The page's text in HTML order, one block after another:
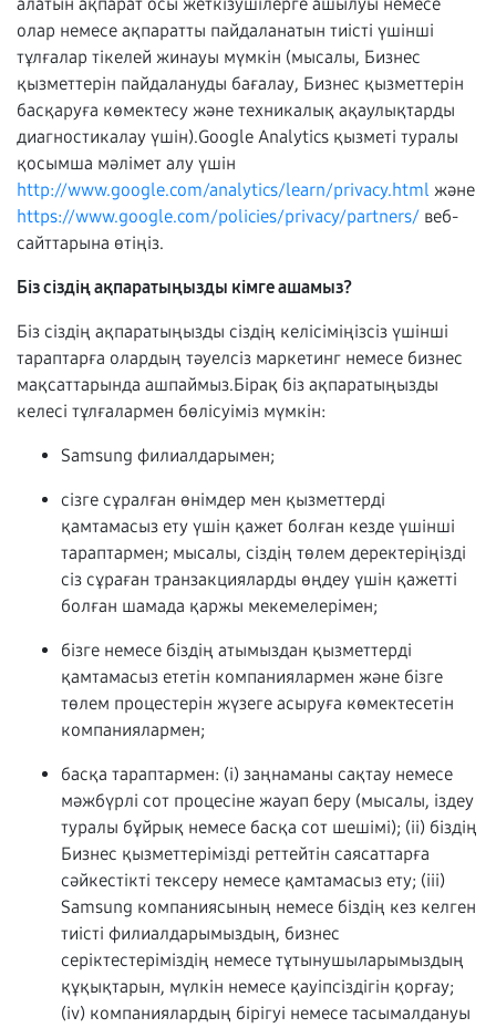
олар немесе ақпаратты пайдаланатын тиісті үшінші
тұлғалар тікелей жинауы мүмкін (мысалы, Бизнес
қызметтерін пайдалануды бағалау, Бизнес қызметтерін
басқаруға көмектесу және техникалық ақаулықтарды
диагностикалау үшін).Google Analytics қызметі туралы
қосымша мәлімет алу үшін
http://www.google.com/analytics/learn/privacy.html және
https://www.google.com/policies/privacy/partners/ веб-
сайттарына өтіңіз.
Біз сіздің ақпаратыңызды кімге ашамыз?
Біз сіздің ақпаратыңызды сіздің келісіміңізсіз үшінші
тараптарға олардың тәуелсіз маркетинг немесе бизнес
мақсаттарында ашпаймыз.Бірақ біз ақпаратыңызды
келесі тұлғалармен бөлісуіміз мүмкін:
Samsung филиалдарымен;
сізге сұралған өнімдер мен қызметтерді
қамтамасыз ету үшін қажет болған кезде үшінші
тараптармен; мысалы, сіздің төлем деректеріңізді
сіз сұраған транзакцияларды өңдеу үшін қажетті
болған шамада қаржы мекемелерімен;
бізге немесе біздің атымыздан қызметтерді
қамтамасыз ететін компаниялармен және бізге
төлем процестерін жүзеге асыруға көмектесетін
компаниялармен;
басқа тараптармен: (i) заңнаманы сақтау немесе
мәжбүрлі сот процесіне жауап беру (мысалы, іздеу
туралы бұйрық немесе басқа сот шешімі); (ii) біздің
Бизнес қызметтерімізді реттейтін саясаттарға
сәйкестікті тексеру немесе қамтамасыз ету; (iii)
Samsung компаниясының немесе біздің кез келген
тиісті филиалдарымыздың, бизнес
серіктестеріміздің немесе тұтынушыларымыздың
құқықтарын, мүлкін немесе қауіпсіздігін қорғау;
(iv) компаниялардың бірігуі немесе тасымалдануы